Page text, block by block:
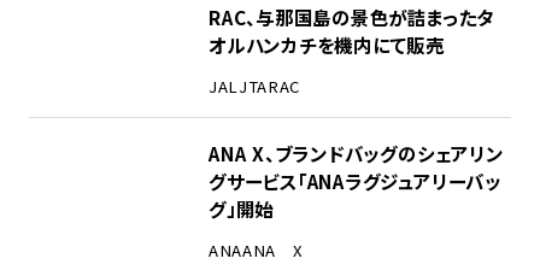
RAC、与那国島の景色が詰まったタ
オルハンカチを機内にて販売
JAL JTARAC
ANA X、ブランドバッグのシェアリン
グサービス「ANAラグジュアリーバッ
グ」開始
ANAANA X